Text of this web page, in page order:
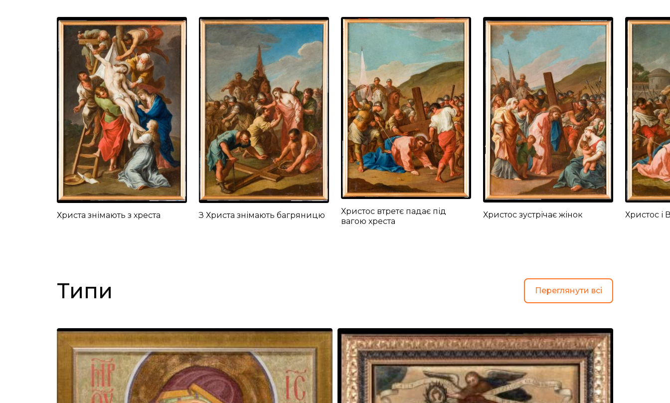
Христа знімають з хреста З Христа знімають багряницю
Христос втретє падає під
вагою хреста
Христос зустрічає жінок Христос і
Типи Переглянути всі